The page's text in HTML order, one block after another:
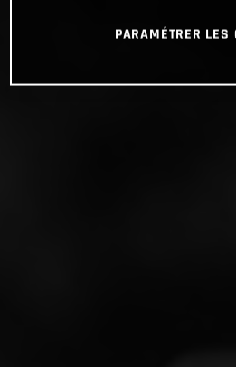
PARAMÉTRER LES